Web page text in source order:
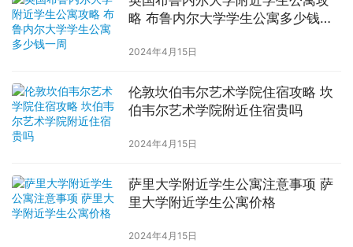
略 布鲁内尔大学学生公寓多少钱一
2024年4月15日
伦敦坎伯韦尔艺术学院住宿攻略 坎
伯韦尔艺术学院附近住宿贵吗
2024年4月15日
萨里大学附近学生公寓注意事项 萨
里大学附近学生公寓价格
2024年4月15日